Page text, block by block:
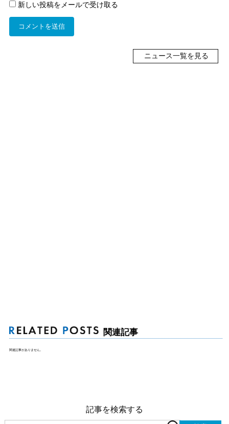
新しい投稿をメールで受け取る
ニュース一覧を見る
関連記事
関連記事がありません。
記事を検索する